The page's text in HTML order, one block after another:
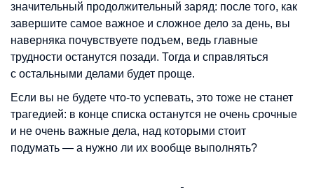
значительный продолжительный заряд: после того, как
завершите самое важное и сложное дело за день, вы
наверняка почувствуете подъем, ведь главные
трудности останутся позади. Тогда и справляться
с остальными делами будет проще.
Если вы не будете что-то успевать, это тоже не станет
трагедией: в конце списка останутся не очень срочные
и не очень важные дела, над которыми стоит
подумать — а нужно ли их вообще выполнять?